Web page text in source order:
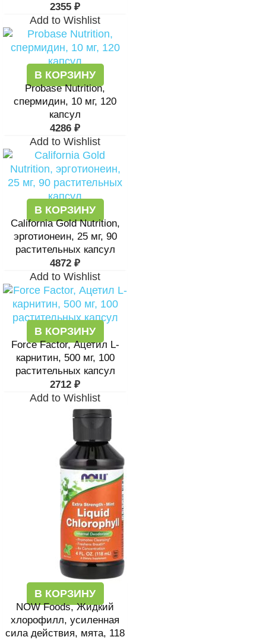
2355 ₽
Add to Wishlist
В КОРЗИНУ
Probase Nutrition,
спермидин, 10 мг, 120
капсул
4286 ₽
Add to Wishlist
В КОРЗИНУ
California Gold Nutrition,
эрготионеин, 25 мг, 90
растительных капсул
4872 ₽
Add to Wishlist
В КОРЗИНУ
Force Factor, Ацетил L-
карнитин, 500 мг, 100
растительных капсул
2712 ₽
Add to Wishlist
В КОРЗИНУ
NOW Foods, Жидкий
хлорофилл, усиленная
сила действия, мята, 118